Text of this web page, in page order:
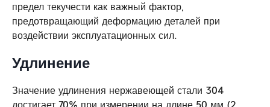
предел текучести как важный фактор,
предотвращающий деформацию деталей при
воздействии эксплуатационных сил.
Удлинение
Значение удлинения нержавеющей стали 304